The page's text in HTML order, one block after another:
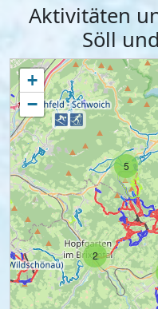
Aktivitäten
Söll
2
5
+
−